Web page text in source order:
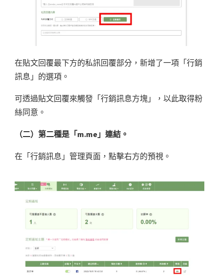
在貼文回覆最下方的私訊回覆部分，新增了一項「行銷
訊息」的選項。
可透過貼文回覆來觸發「行銷訊息方塊」，以此取得粉
絲同意。
（二）第二種是「m.me」連結。
在「行銷訊息」管理頁面，點擊右方的預視。